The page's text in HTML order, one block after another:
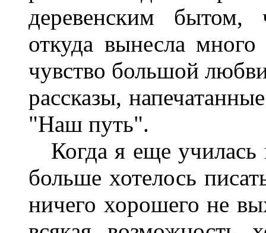
деревенским бытом,
откуда вынесла
чувство большой
рассказы,
"Наш путь".
Когда я еще училась
больше хотелось
ничего хорошего не